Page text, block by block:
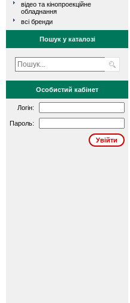
відео та кінопроекційне
обладнання
всі бренди
Пошук у каталозі
Особистий кабінет
Логін:
Пароль: